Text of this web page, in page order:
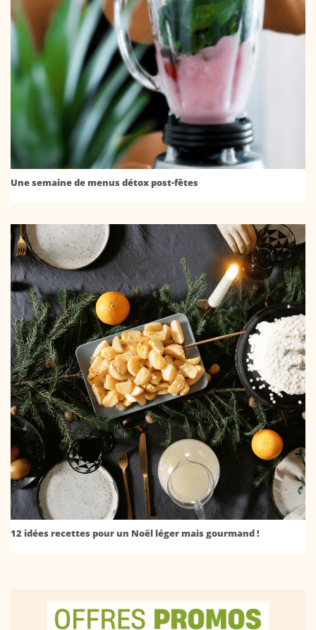
Une semaine de menus détox post-fêtes
12 idées recettes pour un Noël léger mais gourmand !